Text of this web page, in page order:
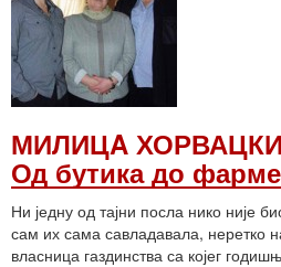
МИЛИЦA
Од бутика до
Ни једну од тајни посла нико није
сам их сама савладавала, неретко
власница газдинства са којег